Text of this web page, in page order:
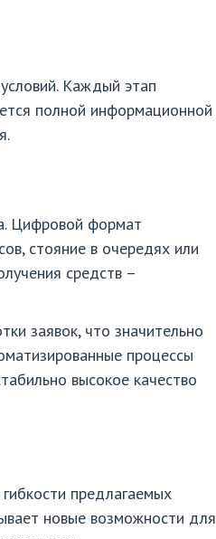
Каждый этап
полной информационной
Цифровой формат
стояние в очередях или
средств –
заявок, что значительно
процессы
высокое качество
предлагаемых
новые возможности для